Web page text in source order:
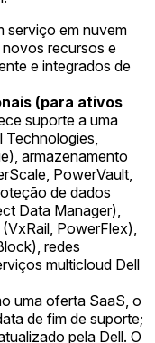
serviço em nuvem
recursos e
e integrados de
(para ativos
suporte a uma
Technologies,
armazenamento
PowerVault,
de dados
Data Manager),
PowerFlex),
redes
multicloud Dell
uma oferta SaaS, o
de fim de suporte;
pela Dell. O